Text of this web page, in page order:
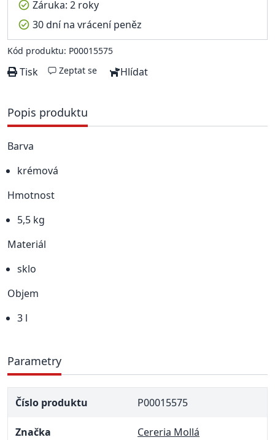
Záruka: 2 roky
30 dní na vrácení peněz
Kód produktu: P00015575
Tisk Zeptat se Hlídat
Popis produktu
Barva
krémová
Hmotnost
5,5 kg
Materiál
sklo
Objem
3 l
Parametry
Číslo produktu P00015575
Značka Cereria Mollá